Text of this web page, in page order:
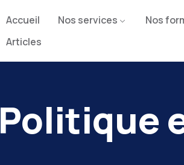
Accueil Nos services Nos
Articles
Politique